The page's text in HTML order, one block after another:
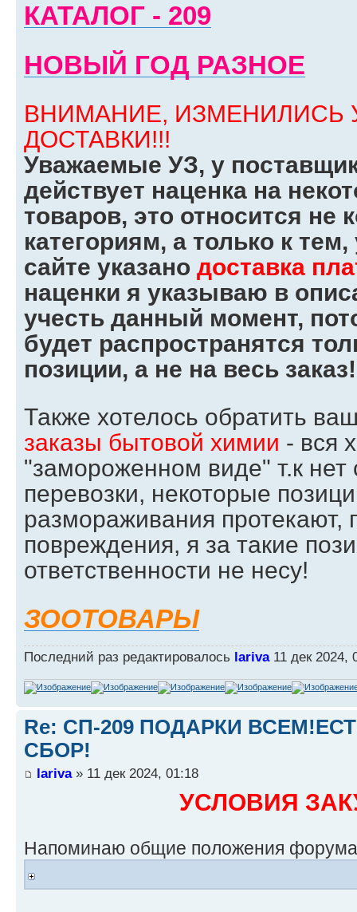
КАТАЛОГ - 209
НОВЫЙ ГОД РАЗНОЕ
ВНИМАНИЕ, ИЗМЕНИЛИСЬ
ДОСТАВКИ!!!
Уважаемые УЗ, у
действует наценка на
товаров, это относится не
категориям, а только к
сайте указано доставка
наценки я указываю в
учесть данный момент,
будет распространятся
позиции, а не на весь заказ!
Также хотелось обратить
заказы бытовой химии - вся
"замороженном виде" т.к нет
перевозки, некоторые
размораживания протекают,
повреждения, я за такие
ответственности не несу!
ЗООТОВАРЫ
Последний раз редактировалось lariva11 дек 2024,
Re: СП-209 ПОДАРКИ
СБОР!
lariva» 11 дек 2024, 01:18
УСЛОВИЯ
Напоминаю общие положения